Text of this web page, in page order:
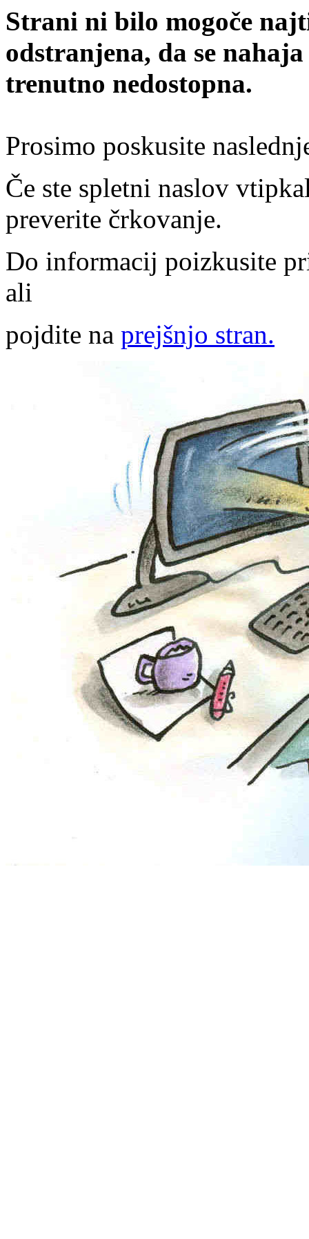
Strani ni bilo mogoče
odstranjena, da se
trenutno nedostopna.
Prosimo poskusite
Če ste spletni naslov
preverite črkovanje.
Do informacij poizkusite
ali
pojdite na prejšnjo stran.